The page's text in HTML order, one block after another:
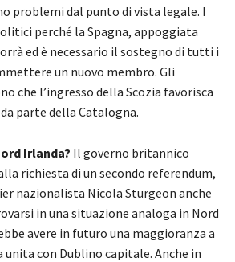
problemi dal punto di vista legale. I
perché la Spagna, appoggiata
ed è necessario il sostegno di tutti i
un nuovo membro. Gli
che l’ingresso della Scozia favorisca
parte della Catalogna.
Irlanda? Il governo britannico
richiesta di un secondo referendum,
nazionalista Nicola Sturgeon anche
in una situazione analoga in Nord
avere in futuro una maggioranza a
unita con Dublino capitale. Anche in